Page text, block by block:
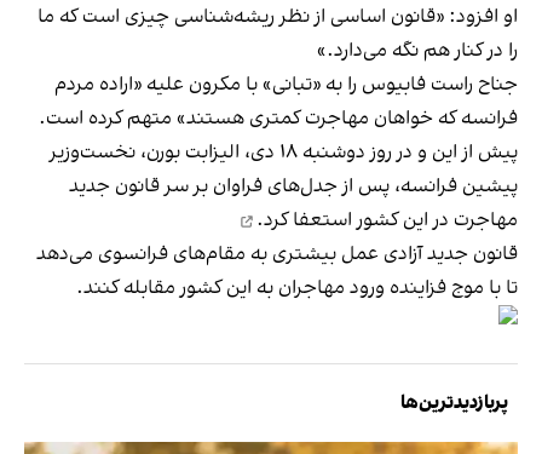
او افزود: «قانون اساسی از نظر ریشه‌شناسی چیزی است که ما
را در کنار هم نگه می‌دارد.»
جناح راست فابیوس را به «تبانی» با مکرون علیه «اراده مردم
فرانسه که خواهان مهاجرت کمتری هستند» متهم کرده است.
پیش از این و در روز دوشنبه ۱۸ دی، الیزابت بورن، نخست‌وزیر
پیشین فرانسه، پس از جدل‌های فراوان بر سر قانون جدید
مهاجرت در این کشوراستعفا کرد.
قانون جدید آزادی عمل بیشتری به مقام‌های فرانسوی می‌دهد
تا با موج فزاینده ورود مهاجران به این کشور مقابله کنند.
پربازدیدترین‌ها